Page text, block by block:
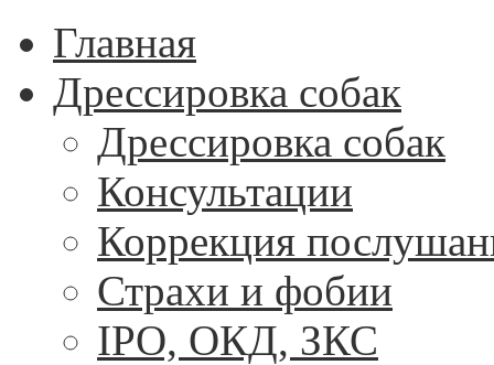
Главная
Дрессировка собак
Дрессировка собак
Консультации
Коррекция
Страхи и фобии
IPO, ОКД, ЗКС